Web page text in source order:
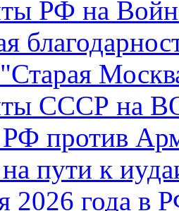
РФ на
СССР на
РФ против
пути к
2026 года в